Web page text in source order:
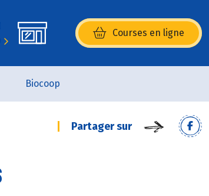
Courses en ligne
(s’ouvre dans une nouvelle
Biocoop
Partager sur